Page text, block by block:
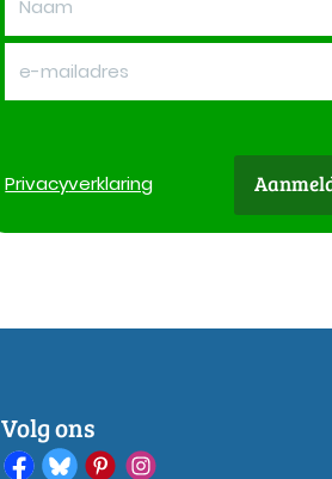
Privacyverklaring
Volg ons